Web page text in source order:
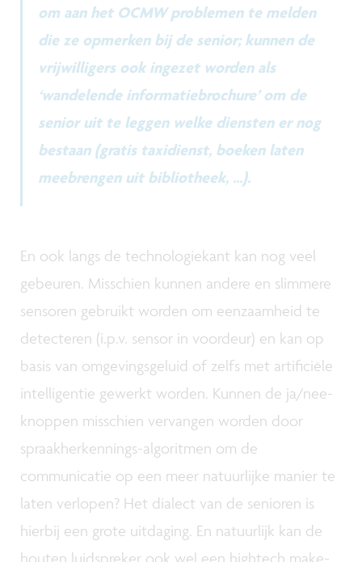
om aan het OCMW problemen te melden
die ze opmerken bij de senior; kunnen de
vrijwilligers ook ingezet worden als
‘wandelende informatiebrochure’ om de
senior uit te leggen welke diensten er nog
bestaan (gratis taxidienst, boeken laten
meebrengen uit bibliotheek, ...).
En ook langs de technologiekant kan nog veel
gebeuren. Misschien kunnen andere en slimmere
sensoren gebruikt worden om eenzaamheid te
detecteren (i.p.v. sensor in voordeur) en kan op
basis van omgevingsgeluid of zelfs met artificiële
intelligentie gewerkt worden. Kunnen de ja/nee-
knoppen misschien vervangen worden door
spraakherkennings-algoritmen om de
communicatie op een meer natuurlijke manier te
laten verlopen? Het dialect van de senioren is
hierbij een grote uitdaging. En natuurlijk kan de
houten luidspreker ook wel een hightech make-